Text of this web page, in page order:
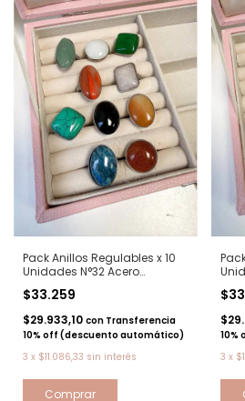
Pack Anillos Regulables x 10
Unidades N°32 Acero
$33.259
$29.933,10 con Transferencia
10% off (descuento automático)
3 x $11.086,33 sin interés
3 x